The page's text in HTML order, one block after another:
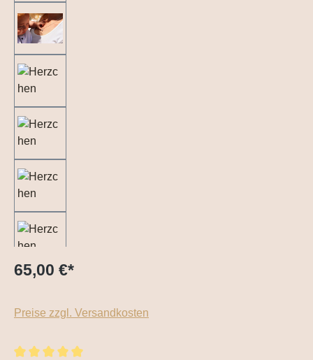
65,00 €*
Preise zzgl. Versandkosten